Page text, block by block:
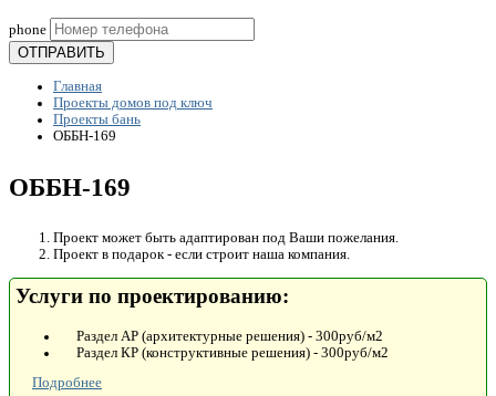
phone
ОТПРАВИТЬ
Главная
Проекты домов под ключ
Проекты бань
ОББН-169
ОББН-169
Проект может быть адаптирован под Ваши пожелания.
Проект в подарок - если строит наша компания.
Услуги по проектированию:
Раздел АР (архитектурные решения) - 300руб/м2
Раздел КР (конструктивные решения) - 300руб/м2
Подробнее